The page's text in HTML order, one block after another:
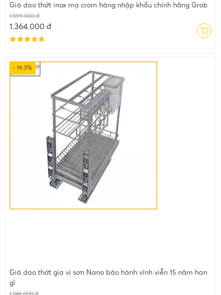
Giá dao thớt inox mạ crom hàng nhập khẩu chính hãng Grob
1.599.000 đ
1.364.000 đ
- 19.3%
Giá dao thớt gia vị sơn Nano bảo hành vĩnh viễn 15 năm han
gỉ
1.746.000 đ